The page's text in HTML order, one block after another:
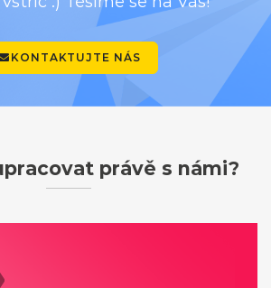
KONTAKTUJTE NÁS
právě s námi?